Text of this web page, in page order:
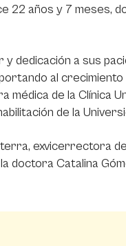
22 años y 7 meses,
dedicación a sus
al crecimiento
de la Clínica
de la
exvicerrectora
doctora Catalina